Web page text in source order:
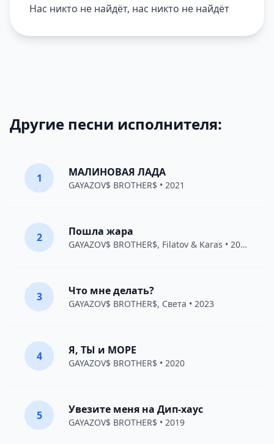
Нас никто не найдёт, нас никто не найдёт
Другие песни исполнителя:
1 МАЛИНОВАЯ ЛАДА
GAYAZOV$ BROTHER$ • 2021
2 Пошла жара
GAYAZOV$ BROTHER$, Filatov & Karas • 2021
3 Что мне делать?
GAYAZOV$ BROTHER$, Света • 2023
4 Я, ТЫ и МОРЕ
GAYAZOV$ BROTHER$ • 2020
5 Увезите меня на Дип-хаус
GAYAZOV$ BROTHER$ • 2019